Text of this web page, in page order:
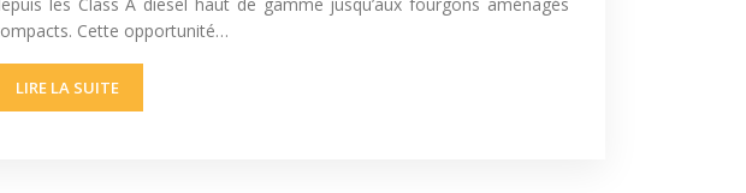
Cette opportunité…
LIRE LA SUITE